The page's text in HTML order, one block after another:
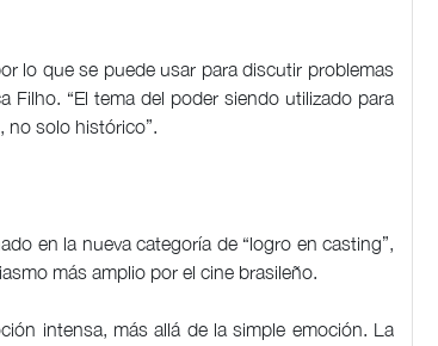
lo que se puede usar para discutir problemas
Filho. “El tema del poder siendo utilizado para
no solo histórico”.
en la nueva categoría de “logro en casting”,
más amplio por el cine brasileño.
intensa, más allá de la simple emoción. La